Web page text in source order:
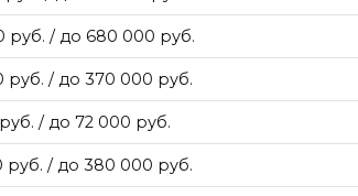
руб. / до 680 000 руб.
руб. / до 370 000 руб.
/ до 72 000 руб.
руб. / до 380 000 руб.